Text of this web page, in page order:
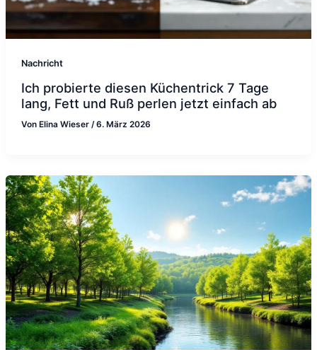
Nachricht
Ich probierte diesen Küchentrick 7 Tage
lang, Fett und Ruß perlen jetzt einfach ab
Von Elina Wieser /6. März 2026